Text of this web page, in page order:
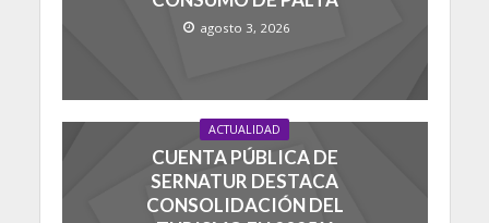
agosto 3, 2026
ACTUALIDAD
CUENTA PÚBLICA DE
SERNATUR DESTACA
CONSOLIDACIÓN DEL